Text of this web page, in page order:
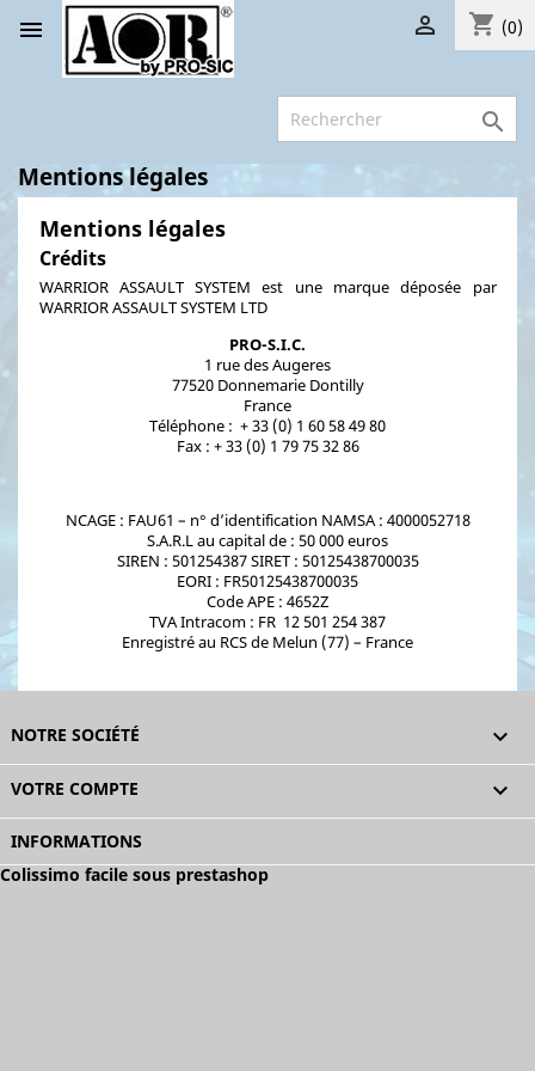
 shopping_cart (0)


Mentions légales
Mentions légales
Crédits
WARRIOR ASSAULT SYSTEM est une marque déposée par
WARRIOR ASSAULT SYSTEM LTD
PRO-S.I.C.
1 rue des Augeres
77520 Donnemarie Dontilly
France
Téléphone : + 33 (0) 1 60 58 49 80
Fax : + 33 (0) 1 79 75 32 86
NCAGE : FAU61 – n° d’identification NAMSA : 4000052718
S.A.R.L au capital de : 50 000 euros
SIREN : 501254387 SIRET : 50125438700035
EORI : FR50125438700035
Code APE : 4652Z
TVA Intracom : FR 12 501 254 387
Enregistré au RCS de Melun (77) – France
NOTRE SOCIÉTÉ 
VOTRE COMPTE 
INFORMATIONS
Colissimo facile sous prestashop